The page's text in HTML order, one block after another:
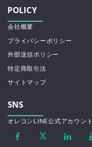
POLICY
会社概要
プライバシーポリシー
外部送信ポリシー
特定商取引法
サイトマップ
SNS
オレコンLINE公式アカウント